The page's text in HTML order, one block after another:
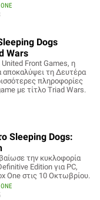
Dogs
Wars
Front Games, η
αποκαλύψει τη Δευτέρα
πληροφορίες
με τίτλο Triad Wars.
Sleeping Dogs:
την κυκλοφορία
Edition για PC,
One στις 10 Οκτωβρίου.